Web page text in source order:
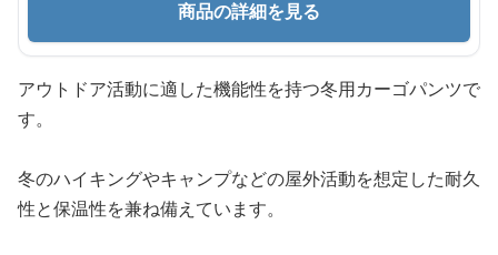
商品の詳細を見る
アウトドア活動に適した機能性を持つ冬用カーゴパンツで
す。
冬のハイキングやキャンプなどの屋外活動を想定した耐久
性と保温性を兼ね備えています。